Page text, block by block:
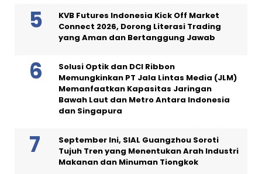
KVB Futures Indonesia Kick Off Market
Connect 2026, Dorong Literasi Trading
yang Aman dan Bertanggung Jawab
Solusi Optik dan DCI Ribbon
Memungkinkan PT Jala Lintas Media (JLM)
Memanfaatkan Kapasitas Jaringan
Bawah Laut dan Metro Antara Indonesia
dan Singapura
September Ini, SIAL Guangzhou Soroti
Tujuh Tren yang Menentukan Arah Industri
Makanan dan Minuman Tiongkok